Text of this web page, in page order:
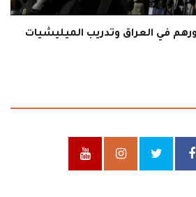
في العراق وتدريب الميليشيات